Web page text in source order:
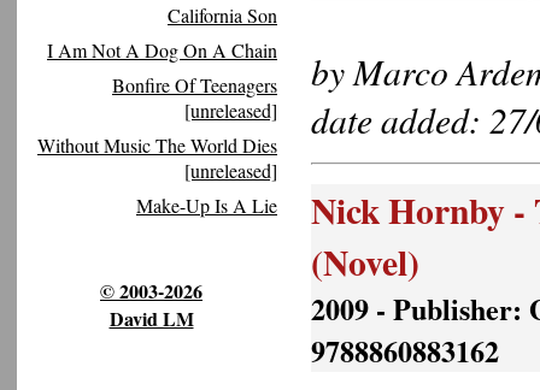
California Son
I Am Not A Dog On A Chain
Bonfire Of Teenagers
[unreleased]
Without Music The World Dies
[unreleased]
Make-Up Is A Lie
© 2003-2026
David LM
by Marco
date added:
Nick Hornby -
(Novel)
2009 - Publisher:
9788860883162